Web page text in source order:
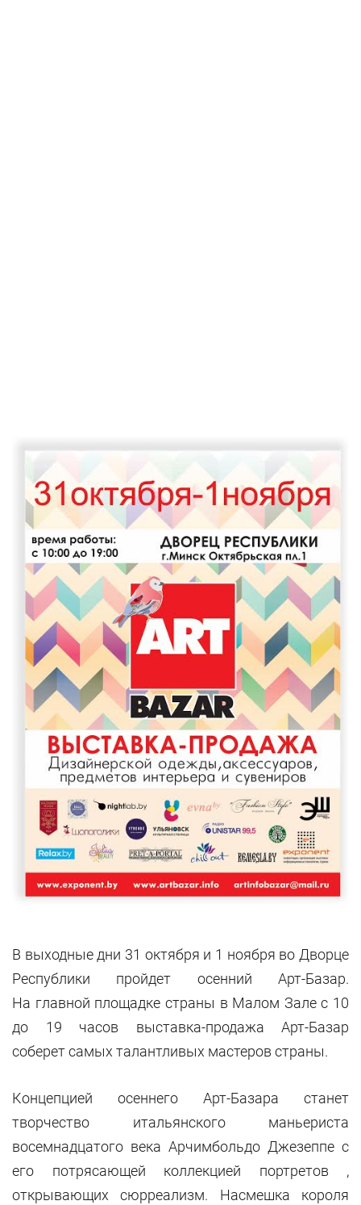
В выходные дни 31 октября и 1 ноября во Дворце
Республики пройдет осенний Арт-Базар.
На главной площадке страны в Малом Зале с 10
до 19 часов выставка-продажа Арт-Базар
соберет самых талантливых мастеров страны.
Концепцией осеннего Арт-Базара станет
творчество итальянского маньериста
восемнадцатого века Арчимбольдо Джезеппе с
его потрясающей коллекцией портретов ,
открывающих сюрреализм. Насмешка короля